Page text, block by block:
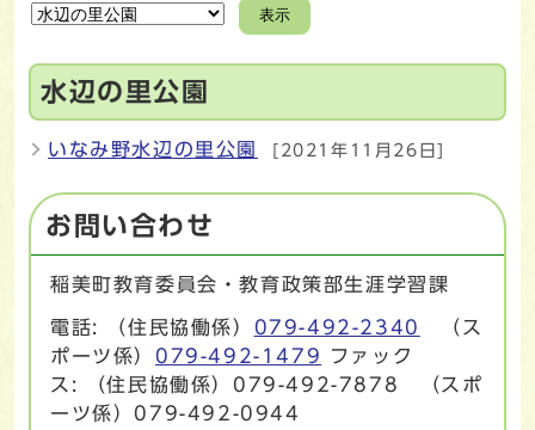
表示
水辺の里公園
いなみ野水辺の里公園 [2021年11月26日]
お問い合わせ
稲美町教育委員会・教育政策部生涯学習課
電話: （住民協働係） 079-492-2340
（ス
ポーツ係） 079-492-1479
ファック
ス: （住民協働係）079-492-7878 （スポ
ーツ係）079-492-0944